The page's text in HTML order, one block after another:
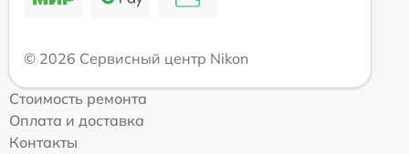
© 2026 Сервисный центр Nikon
Стоимость ремонта
Оплата и доставка
Контакты